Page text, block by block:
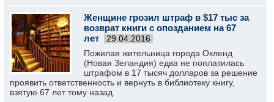
Женщине грозил штраф в $17 тыс за
возврат книги с опозданием на 67
лет
29.04.2016
Пожилая жительница города Окленд
(Новая Зеландия) едва не поплатилась
штрафом в 17 тысяч долларов за решение
проявить ответственность и вернуть в библиотеку книгу,
взятую 67 лет тому назад.